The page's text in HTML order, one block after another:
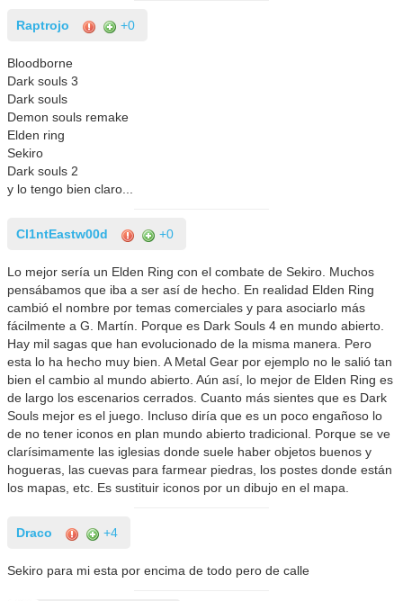
Raptrojo +0
Bloodborne
Dark souls 3
Dark souls
Demon souls remake
Elden ring
Sekiro
Dark souls 2
y lo tengo bien claro...
Cl1ntEastw00d +0
Lo mejor sería un Elden Ring con el combate de Sekiro. Muchos
pensábamos que iba a ser así de hecho. En realidad Elden Ring
cambió el nombre por temas comerciales y para asociarlo más
fácilmente a G. Martín. Porque es Dark Souls 4 en mundo abierto.
Hay mil sagas que han evolucionado de la misma manera. Pero
esta lo ha hecho muy bien. A Metal Gear por ejemplo no le salió tan
bien el cambio al mundo abierto. Aún así, lo mejor de Elden Ring es
de largo los escenarios cerrados. Cuanto más sientes que es Dark
Souls mejor es el juego. Incluso diría que es un poco engañoso lo
de no tener iconos en plan mundo abierto tradicional. Porque se ve
clarísimamente las iglesias donde suele haber objetos buenos y
hogueras, las cuevas para farmear piedras, los postes donde están
los mapas, etc. Es sustituir iconos por un dibujo en el mapa.
Draco +4
Sekiro para mi esta por encima de todo pero de calle